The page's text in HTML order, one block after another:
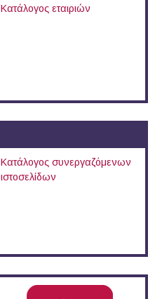
Κατάλογος εταιριών
Κατάλογος συνεργαζόμενων
ιστοσελίδων